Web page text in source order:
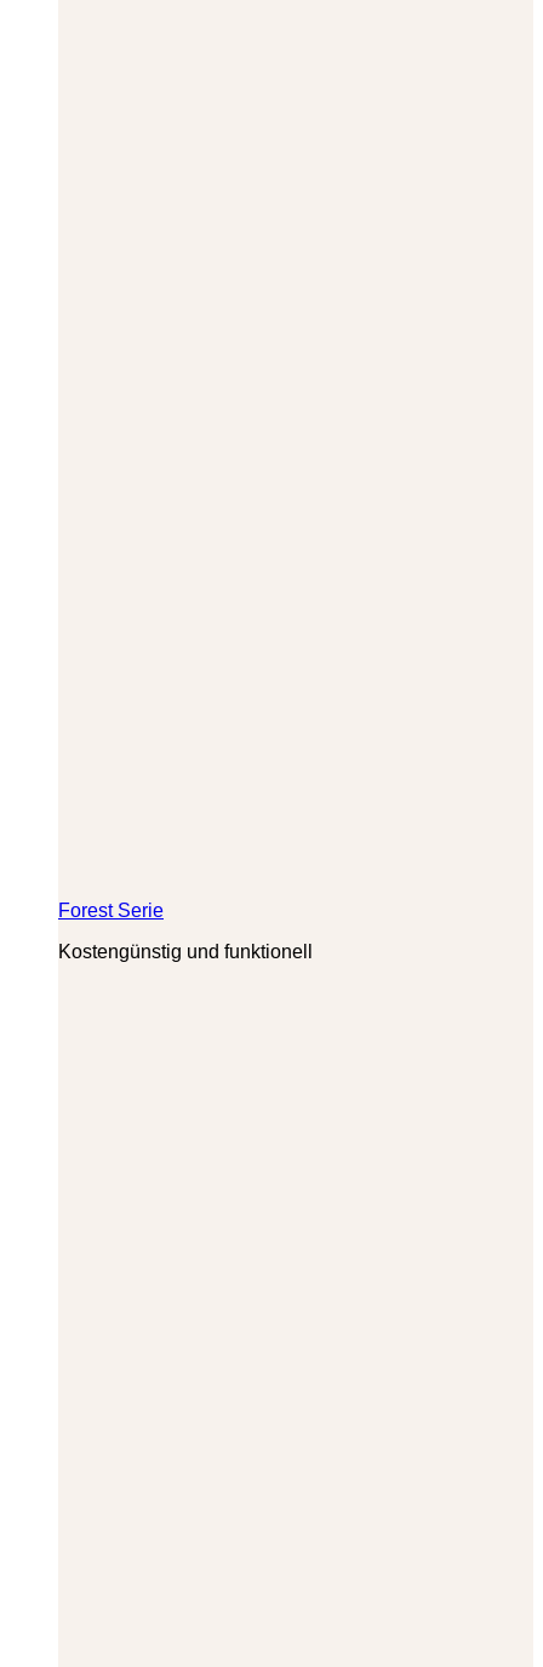
Forest Serie
Kostengünstig und funktionell